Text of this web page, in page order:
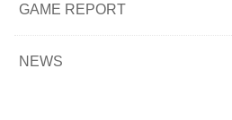
GAME REPORT
NEWS